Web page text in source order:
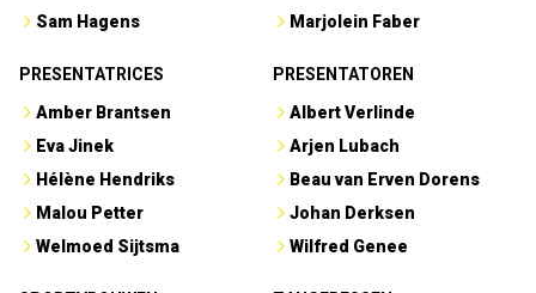
Sam Hagens
Marjolein Faber
PRESENTATRICES
Amber Brantsen
Eva Jinek
Hélène Hendriks
Malou Petter
Welmoed Sijtsma
PRESENTATOREN
Albert Verlinde
Arjen Lubach
Beau van Erven Dorens
Johan Derksen
Wilfred Genee